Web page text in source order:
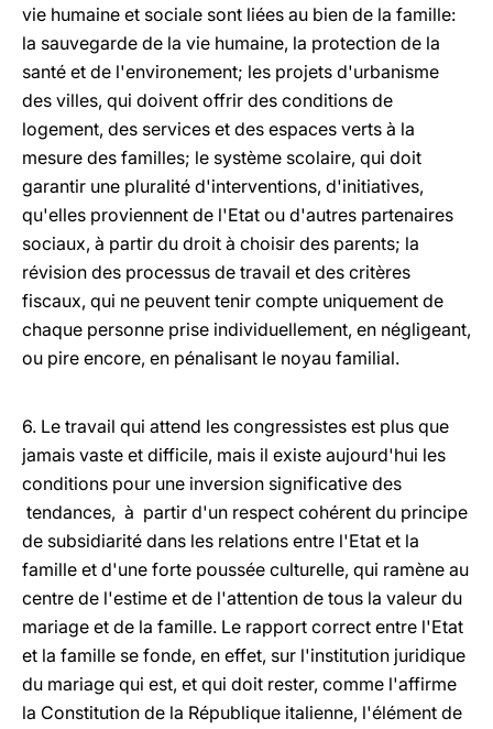
vie humaine et sociale sont liées au bien de la famille:
la sauvegarde de la vie humaine, la protection de la
santé et de l'environement; les projets d'urbanisme
des villes, qui doivent offrir des conditions de
logement, des services et des espaces verts à la
mesure des familles; le système scolaire, qui doit
garantir une pluralité d'interventions, d'initiatives,
qu'elles proviennent de l'Etat ou d'autres partenaires
sociaux, à partir du droit à choisir des parents; la
révision des processus de travail et des critères
fiscaux, qui ne peuvent tenir compte uniquement de
chaque personne prise individuellement, en négligeant,
ou pire encore, en pénalisant le noyau familial.
6. Le travail qui attend les congressistes est plus que
jamais vaste et difficile, mais il existe aujourd'hui les
conditions pour une inversion significative des
tendances, à partir d'un respect cohérent du principe
de subsidiarité dans les relations entre l'Etat et la
famille et d'une forte poussée culturelle, qui ramène au
centre de l'estime et de l'attention de tous la valeur du
mariage et de la famille. Le rapport correct entre l'Etat
et la famille se fonde, en effet, sur l'institution juridique
du mariage qui est, et qui doit rester, comme l'affirme
la Constitution de la République italienne, l'élément de